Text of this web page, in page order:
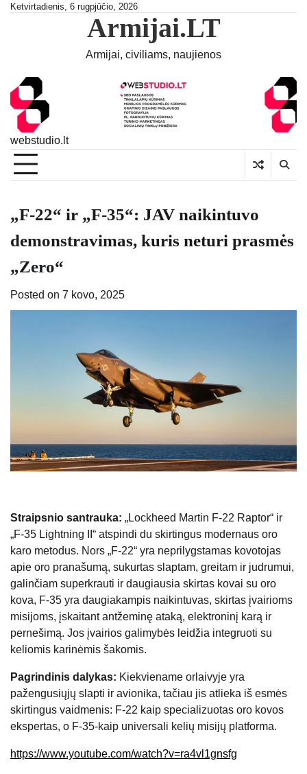
SkipKetvirtadienis, 6 rugpjūčio, 2026
Armijai.LT
Armijai, civiliams, naujienos
webstudio.lt
„F-22“ ir „F-35“: JAV naikintuvo
demonstravimas, kuris neturi prasmės
„Zero“
Posted on 7 kovo, 2025
Straipsnio santrauka: „Lockheed Martin F-22 Raptor“ ir
„F-35 Lightning II“ atspindi du skirtingus modernaus oro
karo metodus. Nors „F-22“ yra neprilygstamas kovotojas
apie oro pranašumą, sukurtas slaptam, greitam ir judrumui,
galinčiam superkrauti ir daugiausia skirtas kovai su oro
kova, F-35 yra daugiakampis naikintuvas, skirtas įvairioms
misijoms, įskaitant antžeminę ataką, elektroninį karą ir
pernešimą. Jos įvairios galimybės leidžia integruoti su
keliomis karinėmis šakomis.
Pagrindinis dalykas: Kiekviename orlaivyje yra
pažengusiųjų slapti ir avionika, tačiau jis atlieka iš esmės
skirtingus vaidmenis: F-22 kaip specializuotas oro kovos
ekspertas, o F-35-kaip universali kelių misijų platforma.
https://www.youtube.com/watch?v=ra4vl1gnsfg